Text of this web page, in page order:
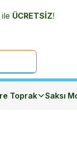
ile ÜCRETSİZ!
Toprak Saksı